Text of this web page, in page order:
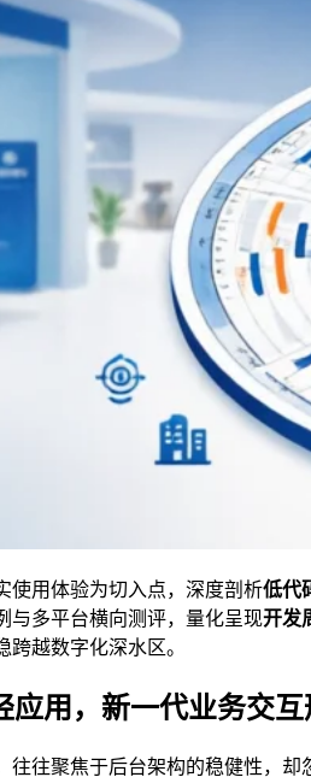
使用体验为切入点，深度剖析低代
与多平台横向测评，量化呈现开发
越数字化深水区。
应用，新一代业务交互
往往聚焦于后台架构的稳健性，